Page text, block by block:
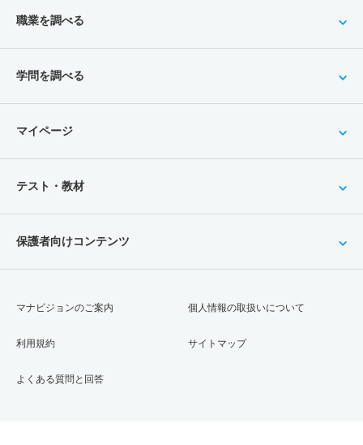
職業を調べる
学問を調べる
マイページ
テスト・教材
保護者向けコンテンツ
マナビジョンのご案内
利用規約
よくある質問と回答
個人情報の取扱いについて
サイトマップ